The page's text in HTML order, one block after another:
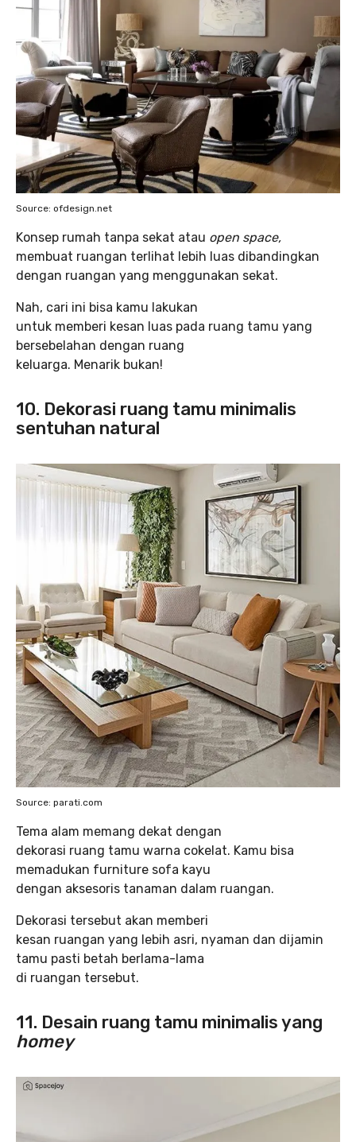
Source: ofdesign.net
Konsep rumah tanpa sekat atau open space,
membuat ruangan terlihat lebih luas dibandingkan
dengan ruangan yang menggunakan sekat.
Nah, cari ini bisa kamu lakukan
untuk memberi kesan luas pada ruang tamu yang
bersebelahan dengan ruang
keluarga. Menarik bukan!
10. Dekorasi ruang tamu minimalis
sentuhan natural
Source: parati.com
Tema alam memang dekat dengan
dekorasi ruang tamu warna cokelat. Kamu bisa
memadukan furniture sofa kayu
dengan aksesoris tanaman dalam ruangan.
Dekorasi tersebut akan memberi
kesan ruangan yang lebih asri, nyaman dan dijamin
tamu pasti betah berlama-lama
di ruangan tersebut.
11. Desain ruang tamu minimalis yang
homey